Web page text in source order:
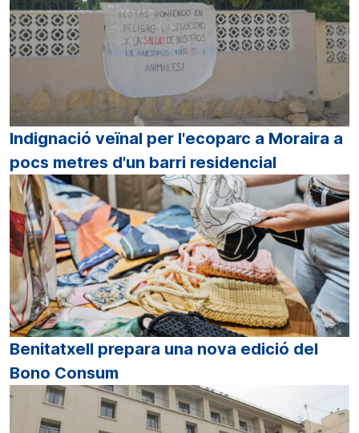
Indignació veïnal per l'ecoparc a Moraira a
pocs metres d'un barri residencial
Benitatxell prepara una nova edició del
Bono Consum